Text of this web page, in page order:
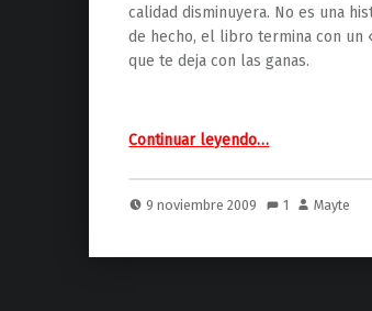
calidad disminuyera. No es una
de hecho, el libro termina con un
que te deja con las ganas.
Continuar leyendo“El nombre del viento (Plaza & Janés)”
…
9 noviembre 2009 1 Mayte